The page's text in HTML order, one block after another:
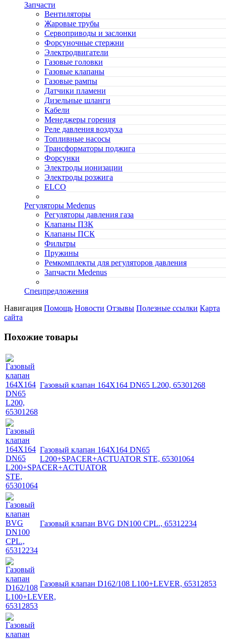
Запчасти
Вентиляторы
Жаровые трубы
Сервоприводы и заслонки
Форсуночные стержни
Электродвигатели
Газовые головки
Газовые клапаны
Газовые рампы
Датчики пламени
Дизельные шланги
Кабели
Менеджеры горения
Реле давления воздуха
Топливные насосы
Трансформаторы поджига
Форсунки
Электроды ионизации
Электроды розжига
ELCO
Регуляторы Medenus
Регуляторы давления газа
Клапаны ПЗК
Клапаны ПСК
Фильтры
Пружины
Ремкомплекты для регуляторов давления
Запчасти Medenus
Спецпредложения
Навигация Помощь Новости Отзывы Полезные ссылки Карта
сайта
Похожие товары
Газовый клапан 164X164 DN65 L200, 65301268
Газовый клапан 164X164 DN65
L200+SPACER+ACTUATOR STE, 65301064
Газовый клапан BVG DN100 CPL., 65312234
Газовый клапан D162/108 L100+LEVER, 65312853